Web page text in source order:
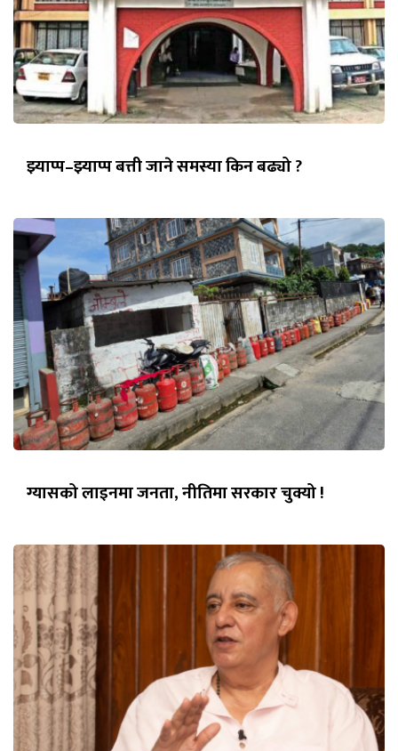
झ्याप्प–झ्याप्प बत्ती जाने समस्या किन बढ्यो ?
ग्यासको लाइनमा जनता, नीतिमा सरकार चुक्यो !